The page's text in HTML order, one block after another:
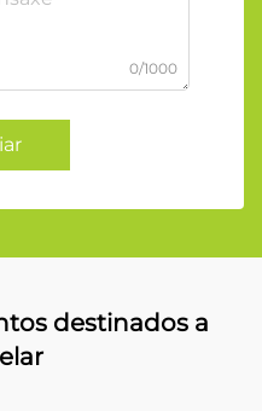
0/1000
destinados a